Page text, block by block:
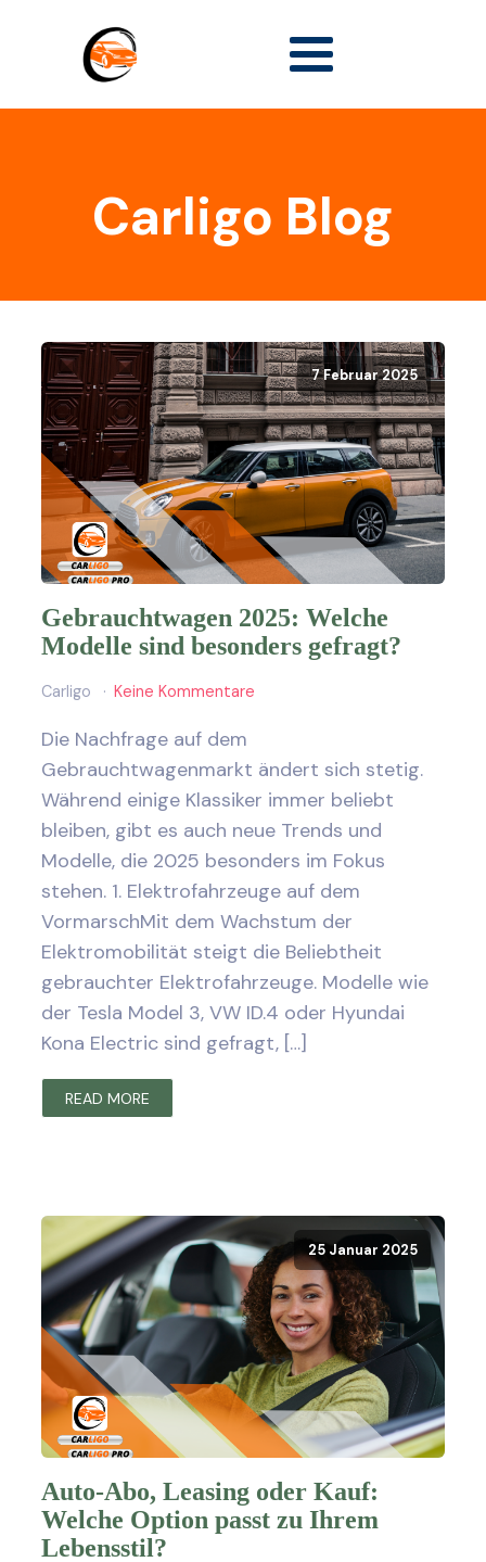
Carligo Blog
7 Februar 2025
Gebrauchtwagen 2025: Welche
Modelle sind besonders gefragt?
Carligo Keine Kommentare
Die Nachfrage auf dem
Gebrauchtwagenmarkt ändert sich stetig.
Während einige Klassiker immer beliebt
bleiben, gibt es auch neue Trends und
Modelle, die 2025 besonders im Fokus
stehen. 1. Elektrofahrzeuge auf dem
VormarschMit dem Wachstum der
Elektromobilität steigt die Beliebtheit
gebrauchter Elektrofahrzeuge. Modelle wie
der Tesla Model 3, VW ID.4 oder Hyundai
Kona Electric sind gefragt, […]
READ MORE
25 Januar 2025
Auto-Abo, Leasing oder Kauf:
Welche Option passt zu Ihrem
Lebensstil?